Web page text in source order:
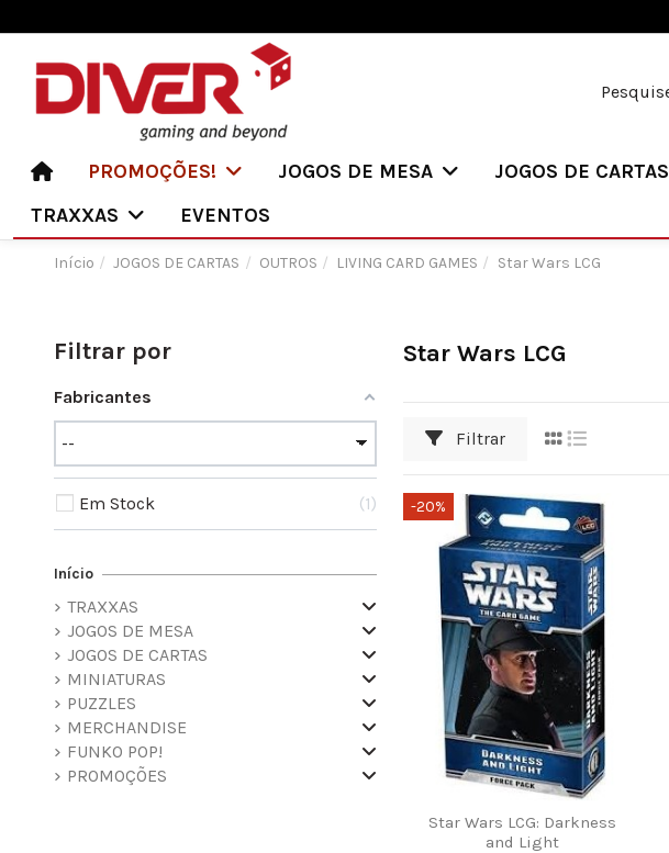
PROMOÇÕES! JOGOS DE MESA JOGOS DE CARTAS
TRAXXAS
EVENTOS
Início JOGOS DE CARTAS OUTROS LIVING CARD GAMES Star Wars LCG
Star Wars LCG
Filtrar
-20%
Star Wars LCG: Darkness
and Light
Filtrar por
Fabricantes
Em Stock 1
Início
TRAXXAS
JOGOS DE MESA
JOGOS DE CARTAS
MINIATURAS
PUZZLES
MERCHANDISE
FUNKO POP!
PROMOÇÕES